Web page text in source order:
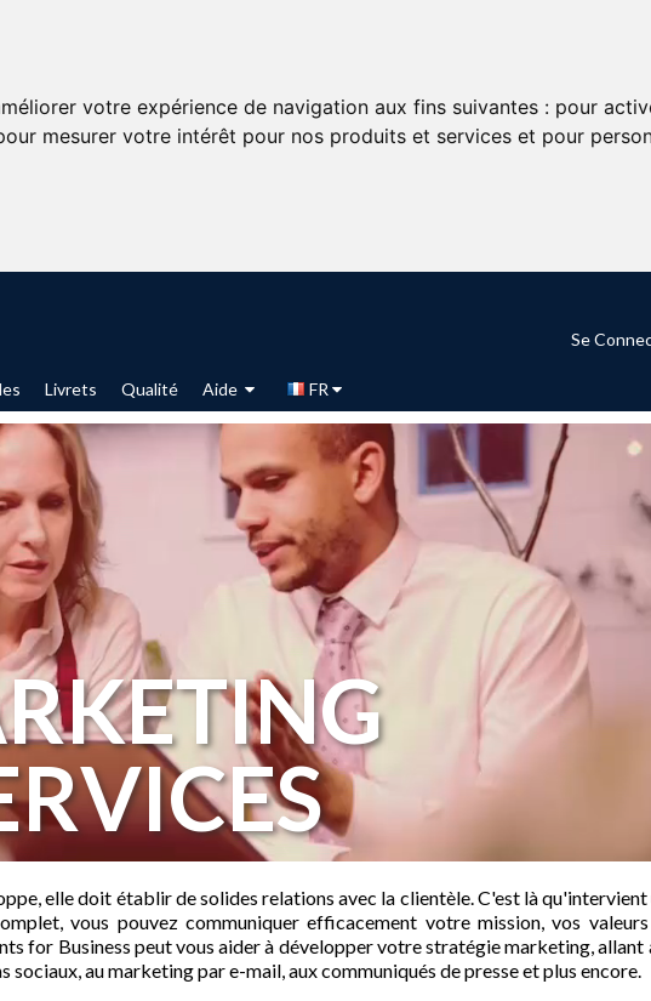
votre expérience de navigation aux fins suivantes : pour
mesurer votre intérêt pour nos produits et services et pour
Livrets Qualité Aide FR
Se
elle doit établir de solides relations avec la clientèle. C'est là qu'intervient
vous pouvez communiquer efficacement votre mission, vos
for Business peut vous aider à développer votre stratégie marketing, allant
au marketing par e-mail, aux communiqués de presse et plus encore.